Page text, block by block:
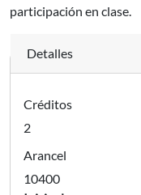
participación en clase.
Detalles
Créditos
2
Arancel
10400